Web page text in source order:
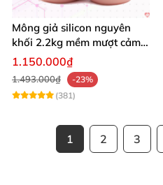
Mông giả silicon nguyên
khối 2.2kg mềm mượt cảm
giác thật
1.150.000₫
1.493.000₫
-23%
(381)
1 2 3